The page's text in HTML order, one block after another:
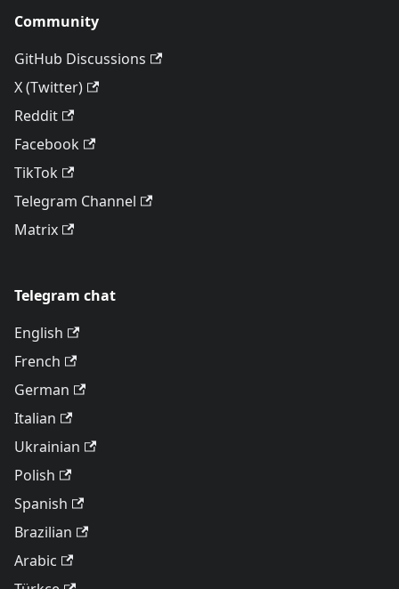
Community
GitHub Discussions
X (Twitter)
Reddit
Facebook
TikTok
Telegram Channel
Matrix
Telegram chat
English
French
German
Italian
Ukrainian
Polish
Spanish
Brazilian
Arabic